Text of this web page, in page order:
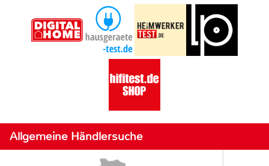
Allgemeine Händlersuche